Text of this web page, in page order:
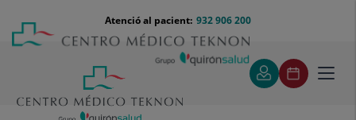
contingut
Menú
teléfono
cabecera
932 906 200
Atenció al pacient: